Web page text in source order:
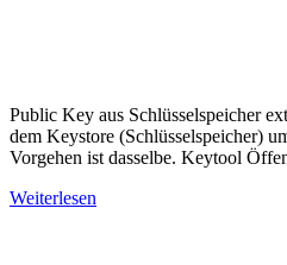
Public Key aus Schlüsselspeicher
dem Keystore (Schlüsselspeicher)
Vorgehen ist dasselbe. Keytool
Weiterlesen